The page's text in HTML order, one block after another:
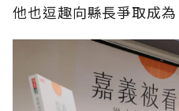
他也逗趣向縣長爭取成為